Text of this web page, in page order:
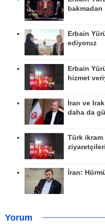
Erbain
ediyoruz
Erbain
hizmet
İran ve
daha da
Türk ikram
İran:
Yorum